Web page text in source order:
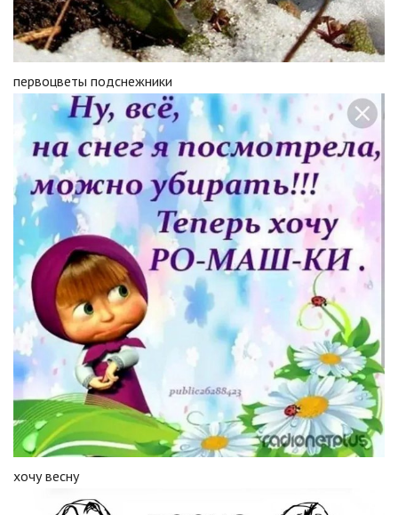
первоцветы подснежники
хочу весну